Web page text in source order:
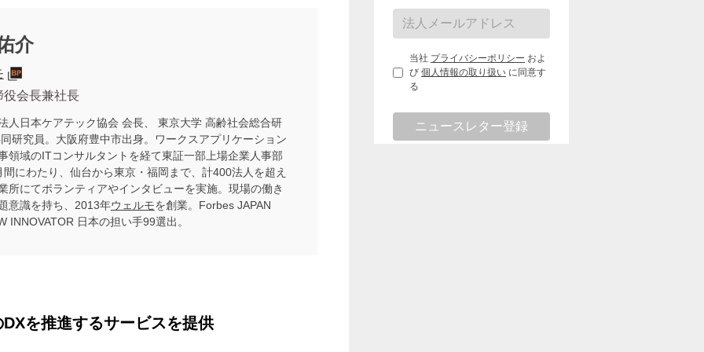
介
役会長兼社長
人日本ケアテック協会 会長、 東京大学 高齢社会総合研
研究員。大阪府豊中市出身。ワークスアプリケーション
領域のITコンサルタントを経て東証一部上場企業人事部
間にわたり、仙台から東京・福岡まで、計400法人を超え
所にてボランティアやインタビューを実施。現場の働き
意識を持ち、2013年ウェルモを創業。Forbes JAPAN
INNOVATOR 日本の担い手99選出。
を推進するサービスを提供
当社 プライバシーポリシー およ
び 個人情報の取り扱い に同意す
る